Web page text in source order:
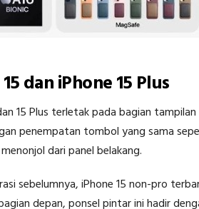
dan iPhone 15 Plus
15 Plus terletak pada bagian
penempatan tombol yang sama
dari panel belakang.
sebelumnya, iPhone 15 non-pro
depan, ponsel pintar ini hadir